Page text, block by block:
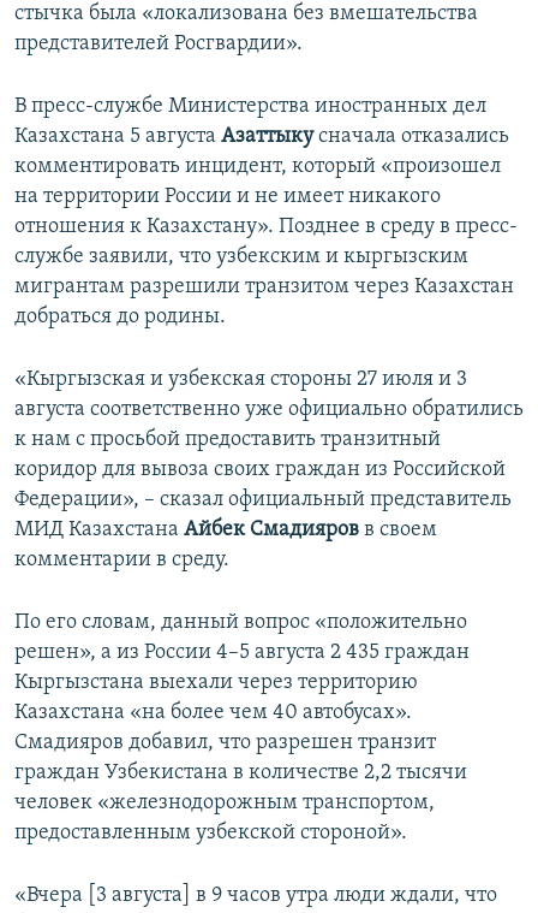
стычка была «локализована без вмешательства
представителей Росгвардии».
В пресс-службе Министерства иностранных дел
Казахстана 5 августа Азаттыкусначала отказались
комментировать инцидент, который «произошел
на территории России и не имеет никакого
отношения к Казахстану». Позднее в среду в пресс-
службе заявили, что узбекским и кыргызским
мигрантам разрешили транзитом через Казахстан
добраться до родины.
«Кыргызская и узбекская стороны 27 июля и 3
августа соответственно уже официально обратились
к нам с просьбой предоставить транзитный
коридор для вывоза своих граждан из Российской
Федерации», – сказал официальный представитель
МИД Казахстана Айбек Смадияров в своем
комментарии в среду.
По его словам, данный вопрос «положительно
решен», а из России 4–5 августа 2 435 граждан
Кыргызстана выехали через территорию
Казахстана «на более чем 40 автобусах».
Смадияров добавил, что разрешен транзит
граждан Узбекистана в количестве 2,2 тысячи
человек «железнодорожным транспортом,
предоставленным узбекской стороной».
«Вчера [3 августа] в 9 часов утра люди ждали, что